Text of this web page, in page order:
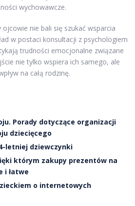
wychowawcze.
nie bali się szukać wsparcia
w postaci konsultacji z psychologiem
trudności emocjonalne związane
nie tylko wspiera ich samego, ale
na całą rodzinę.
Porady dotyczące organizacji
dziecięcego
letniej dziewczynki
którym zakupy prezentów na
i łatwe
o internetowych